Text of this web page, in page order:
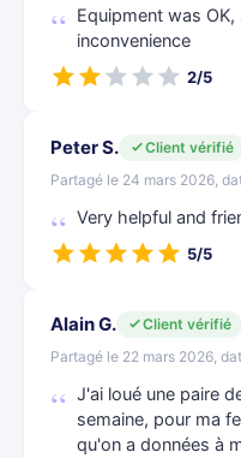
Equipment was
inconvenience
2/5
Peter S.
Client vérifié
Partagé le 24 mars 2026,
Very helpful and
5/5
Alain G.
Client vérifié
Partagé le 22 mars 2026,
J'ai loué une paire
semaine, pour ma
qu'on a données à